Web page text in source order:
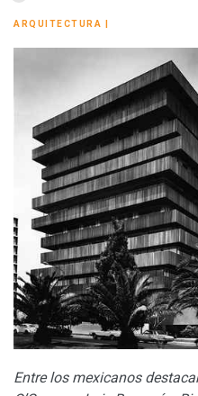
ARQUITECTURA
Entre los mexicanos